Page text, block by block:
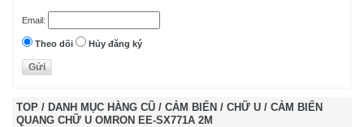
Email:
Theo dõi Hủy đăng ký
TOP / DANH MỤC HÀNG CŨ / CẢM BIẾN / CHỮ U / CẢM BIẾN
QUANG CHỮ U OMRON EE-SX771A 2M